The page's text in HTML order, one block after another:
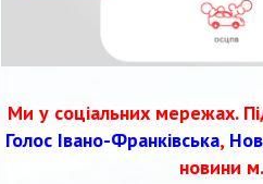
Ми у соціальних мережах.
Голос Івано-Франківська,
новини